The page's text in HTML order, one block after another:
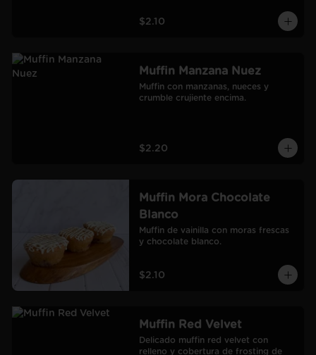
$2.10
Muffin Manzana Nuez
Muffin con manzanas, nueces y
crumble crujiente encima.
$2.20
Muffin Mora Chocolate
Blanco
Muffin de vainilla con moras frescas
y chocolate blanco.
$2.10
Muffin Red Velvet
Delicado muffin red velvet con
relleno y cobertura de frosting de